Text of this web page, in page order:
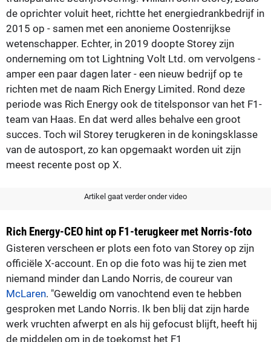
de oprichter voluit heet, richtte het energiedrankbedrijf in
2015 op - samen met een anonieme Oostenrijkse
wetenschapper. Echter, in 2019 doopte Storey zijn
onderneming om tot Lightning Volt Ltd. om vervolgens -
amper een paar dagen later - een nieuw bedrijf op te
richten met de naam Rich Energy Limited. Rond deze
periode was Rich Energy ook de titelsponsor van het F1-
team van Haas. En dat werd alles behalve een groot
succes. Toch wil Storey terugkeren in de koningsklasse
van de autosport, zo kan opgemaakt worden uit zijn
meest recente post op X.
Artikel gaat verder onder video
Rich Energy-CEO hint op F1-terugkeer met Norris-foto
Gisteren verscheen er plots een foto van Storey op zijn
officiële X-account. En op die foto was hij te zien met
niemand minder dan Lando Norris, de coureur van
McLaren. "Geweldig om vanochtend even te hebben
gesproken met Lando Norris. Ik ben blij dat zijn harde
werk vruchten afwerpt en als hij gefocust blijft, heeft hij
de middelen om in de toekomst het F1